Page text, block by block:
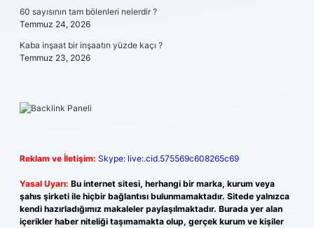
60 sayısının tam bölenleri nelerdir ?
Temmuz 24, 2026
Kaba inşaat bir inşaatın yüzde kaçı ?
Temmuz 23, 2026
Reklam ve İletişim: Skype: live:.cid.575569c608265c69
Yasal Uyarı: Bu internet sitesi, herhangi bir marka, kurum veya
şahıs şirketi ile hiçbir bağlantısı bulunmamaktadır. Sitede yalnızca
kendi hazırladığımız makaleler paylaşılmaktadır. Burada yer alan
içerikler haber niteliği taşımamakta olup, gerçek kurum ve kişiler